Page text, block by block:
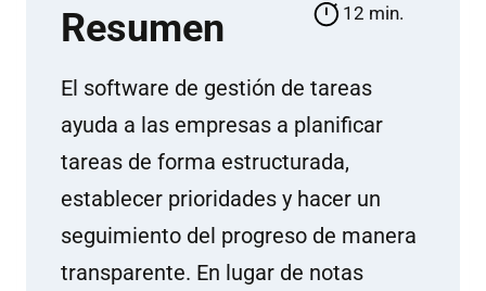
Re­su­men 12 min.
El soft­ware de ges­tión de ta­reas
ayu­da a las em­pre­sas a pla­ni­fi­car
ta­reas de for­ma es­truc­tu­ra­da,
es­ta­ble­cer pri­or­i­da­des y ha­cer un
se­gui­mien­to del pro­gre­so de ma­ne­ra
trans­pa­ren­te. En lu­gar de no­tas